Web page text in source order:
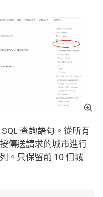
查詢語句。從所有
傳送請求的城市進行
。只保留前 10 個城